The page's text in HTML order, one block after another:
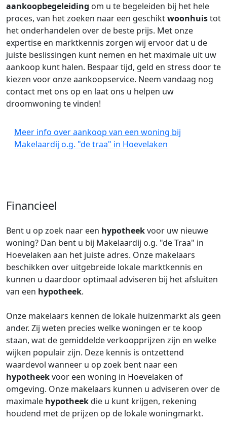
aankoopbegeleiding om u te begeleiden bij het hele
proces, van het zoeken naar een geschiktwoonhuistot
het onderhandelen over de beste prijs. Met onze
expertise en marktkennis zorgen wij ervoor dat u de
juiste beslissingen kunt nemen en het maximale uit uw
aankoop kunt halen. Bespaar tijd, geld en stress door te
kiezen voor onze aankoopservice. Neem vandaag nog
contact met ons op en laat ons u helpen uw
droomwoning te vinden!
Meer info over aankoop van een woning bij
Makelaardij o.g. "de traa" in Hoevelaken
Financieel
Bent u op zoek naar een hypotheekvoor uw nieuwe
woning? Dan bent u bij Makelaardij o.g. "de Traa" in
Hoevelaken aan het juiste adres. Onze makelaars
beschikken over uitgebreide lokale marktkennis en
kunnen u daardoor optimaal adviseren bij het afsluiten
van een hypotheek.
Onze makelaars kennen de lokale huizenmarkt als geen
ander. Zij weten precies welke woningen er te koop
staan, wat de gemiddelde verkoopprijzen zijn en welke
wijken populair zijn. Deze kennis is ontzettend
waardevol wanneer u op zoek bent naar een
hypotheekvoor een woning in Hoevelaken of
omgeving. Onze makelaars kunnen u adviseren over de
maximale hypotheekdie u kunt krijgen, rekening
houdend met de prijzen op de lokale woningmarkt.